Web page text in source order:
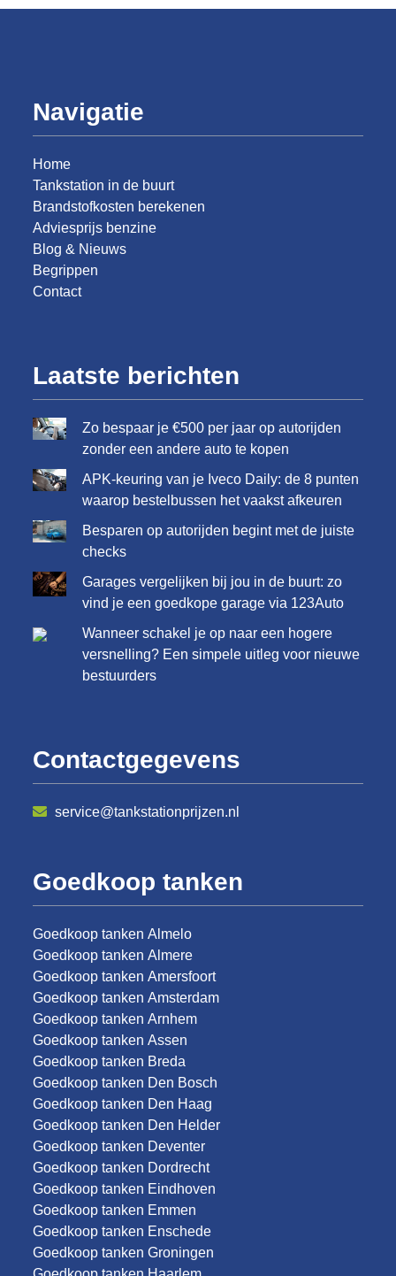
Navigatie
Home
Tankstation in de buurt
Brandstofkosten berekenen
Adviesprijs benzine
Blog & Nieuws
Begrippen
Contact
Laatste berichten
Zo bespaar je €500 per jaar op autorijden
zonder een andere auto te kopen
APK-keuring van je Iveco Daily: de 8 punten
waarop bestelbussen het vaakst afkeuren
Besparen op autorijden begint met de juiste
checks
Garages vergelijken bij jou in de buurt: zo
vind je een goedkope garage via 123Auto
Wanneer schakel je op naar een hogere
versnelling? Een simpele uitleg voor nieuwe
bestuurders
Contactgegevens
service@tankstationprijzen.nl
Goedkoop tanken
Goedkoop tanken Almelo
Goedkoop tanken Almere
Goedkoop tanken Amersfoort
Goedkoop tanken Amsterdam
Goedkoop tanken Arnhem
Goedkoop tanken Assen
Goedkoop tanken Breda
Goedkoop tanken Den Bosch
Goedkoop tanken Den Haag
Goedkoop tanken Den Helder
Goedkoop tanken Deventer
Goedkoop tanken Dordrecht
Goedkoop tanken Eindhoven
Goedkoop tanken Emmen
Goedkoop tanken Enschede
Goedkoop tanken Groningen